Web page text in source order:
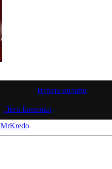
Играть онлайн
Лего Бионикл
MrKredo